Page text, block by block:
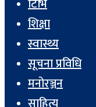
टिभि
शिक्षा
स्वास्थ्य
सूचना प्रविधि
मनोरञ्जन